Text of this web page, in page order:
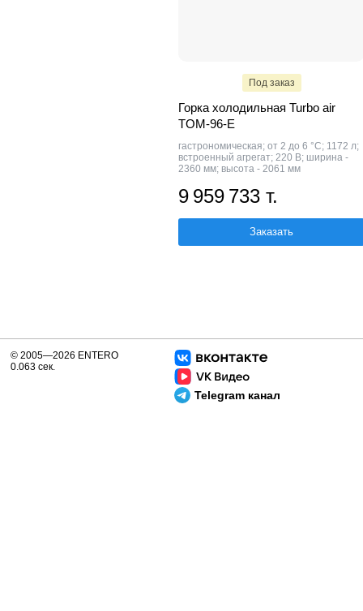
Под заказ
Горка холодильная Turbo air
TOM-96-E
гастрономическая; от 2 до 6 °C; 1172 л;
встроенный агрегат; 220 В; ширина -
2360 мм; высота - 2061 мм
9 959 733 т.
Заказать
Telegram канал
© 2005—2026 ENTERO
0.063 сек.